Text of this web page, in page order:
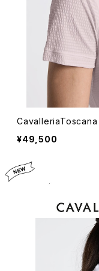
CavalleriaToscana
¥49,500